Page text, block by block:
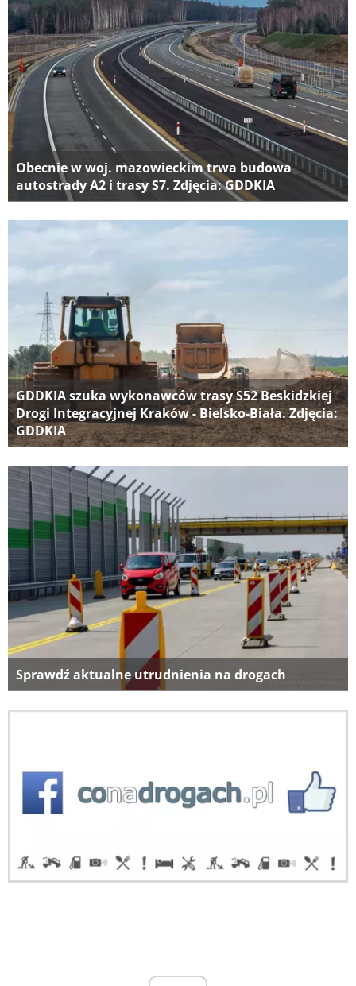
Obecnie w woj. mazowieckim trwa budowa
autostrady A2 i trasy S7. Zdjęcia: GDDKIA
GDDKIA szuka wykonawców trasy S52 Beskidzkiej
Drogi Integracyjnej Kraków - Bielsko-Biała. Zdjęcia:
GDDKIA
Sprawdź aktualne utrudnienia na drogach